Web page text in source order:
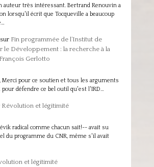
auteur très intéressant. Bertrand Renouvin a
lorsqu'il écrit que Tocqueville a beaucoup
Fin programmée de l’Institut de
le Développement : la recherche à la
Gerlotto
Merci pour ce soutien et tous les arguments
pour défendre ce bel outil qu'est l'IRD…
Révolution et légitimité
radical comme chacun sait!-- avait su
du programme du CNR, même s'il avait
et légitimité